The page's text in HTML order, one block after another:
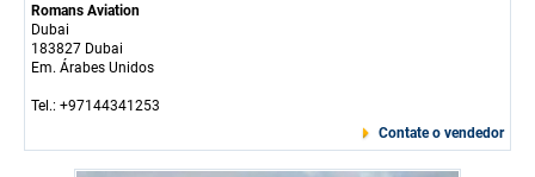
Romans Aviation
Dubai
183827 Dubai
Em. Árabes Unidos
Tel.: +97144341253
Contate o vendedor